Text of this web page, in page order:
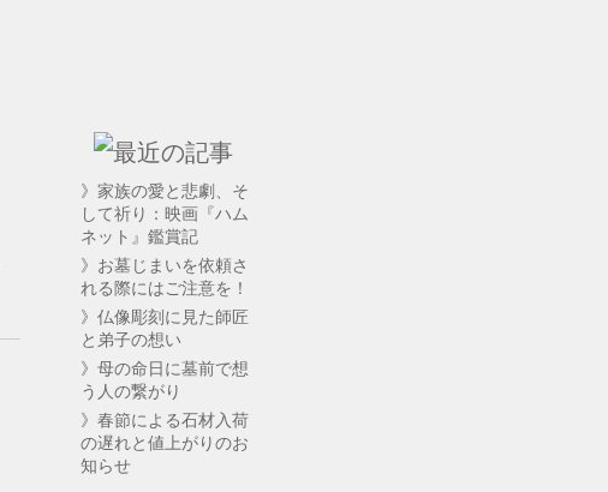
》家族の愛と悲劇、そ
して祈り：映画『ハム
ネット』鑑賞記
》お墓じまいを依頼さ
れる際にはご注意を！
》仏像彫刻に見た師匠
と弟子の想い
》母の命日に墓前で想
う人の繋がり
》春節による石材入荷
の遅れと値上がりのお
知らせ